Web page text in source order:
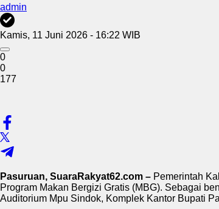
admin
Kamis, 11 Juni 2026 - 16:22 WIB
0
0
177
Pasuruan, SuaraRakyat62.com – Pemerintah
Program Makan Bergizi Gratis (MBG). Sebagai
Auditorium Mpu Sindok, Komplek Kantor Bupati